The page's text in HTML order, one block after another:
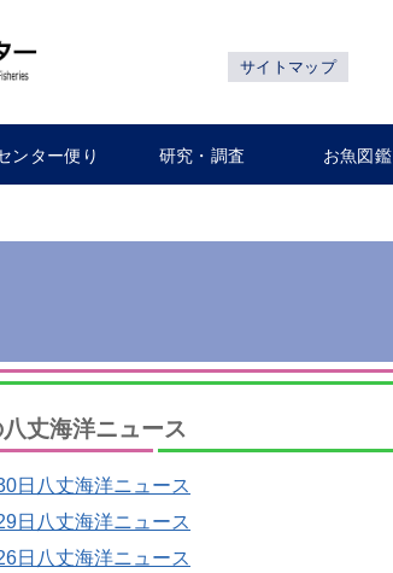
サイトマップ
ンター便り 研究・調査 お魚図鑑
丈海洋ニュース
日八丈海洋ニュース
日八丈海洋ニュース
日八丈海洋ニュース